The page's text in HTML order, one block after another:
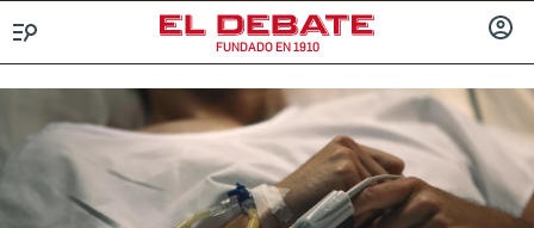
FUNDADO EN 1910